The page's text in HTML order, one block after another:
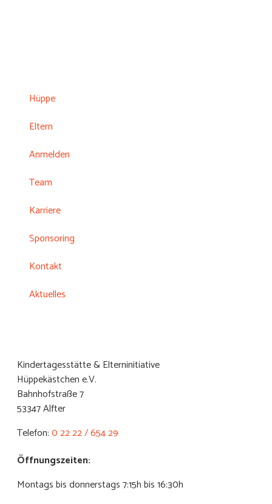
Hüppe
Eltern
Anmelden
Team
Karriere
Sponsoring
Kontakt
Aktuelles
Kindertagesstätte & Elterninitiative
Hüppekästchen e.V.
Bahnhofstraße 7
53347 Alfter
Telefon:0 22 22 / 654 29
Öffnungszeiten:
Montags bis donnerstags 7:15h bis 16:30h